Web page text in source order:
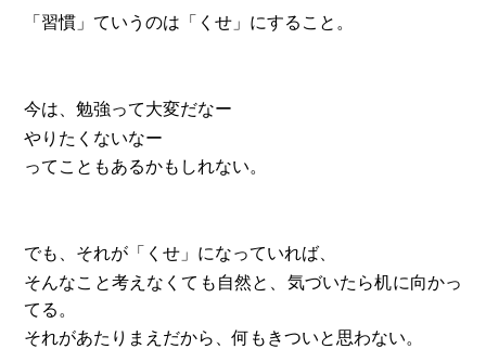
「習慣」ていうのは「くせ」にすること。
今は、勉強って大変だなー
やりたくないなー
ってこともあるかもしれない。
でも、それが「くせ」になっていれば、
そんなこと考えなくても自然と、気づいたら机に向かっ
てる。
それがあたりまえだから、何もきついと思わない。